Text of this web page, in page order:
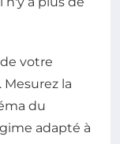
votre
la
du
adapté à